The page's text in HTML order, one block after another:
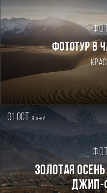
ФОТОТУР В
01 oct. 9дней
Золотая
Джип-